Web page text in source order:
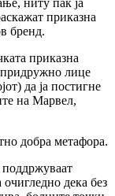
приказна
бренд.
приказна
придружно лице
да ја постигне
на Марвел,
добра метафора.
поддржуваат
очигледно дека без